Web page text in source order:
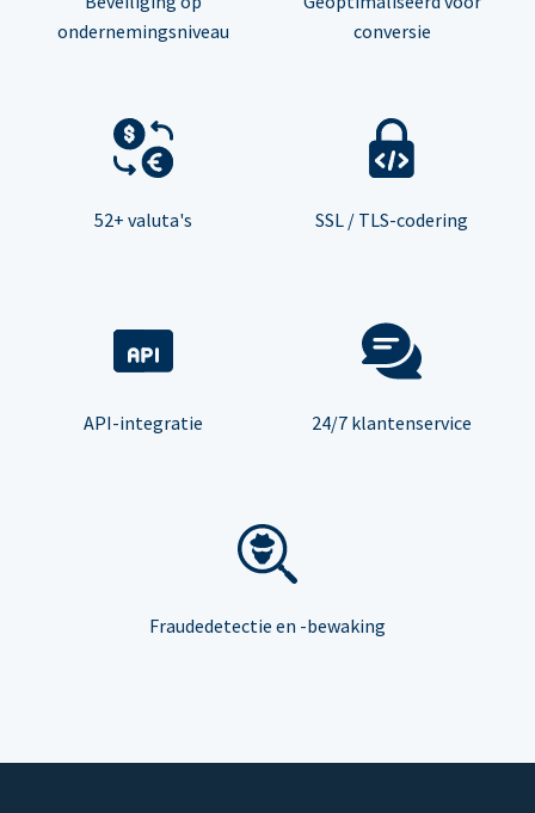
ondernemingsniveau
conversie
52+ valuta's SSL / TLS-codering
API-integratie 24/7 klantenservice
Fraudedetectie en -bewaking